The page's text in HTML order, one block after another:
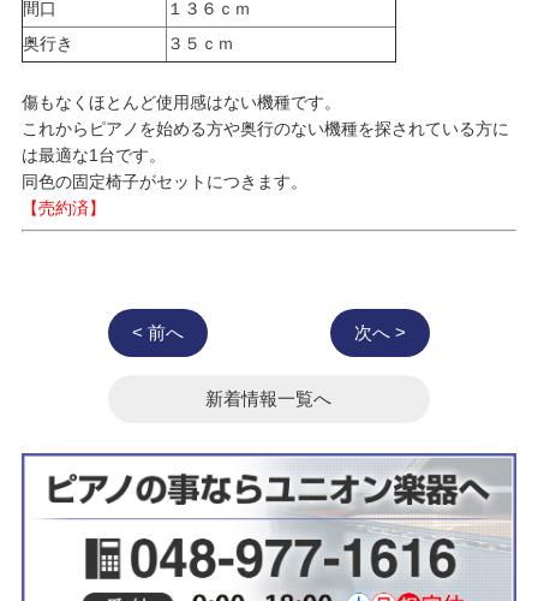
間口
１３６ｃｍ
奥行き
３５ｃｍ
傷もなくほとんど使用感はない機種です。
これからピアノを始める方や奥行のない機種を探されている方に
は最適な1台です。
同色の固定椅子がセットにつきます。
【売約済】
< 前へ 次へ >
新着情報一覧へ